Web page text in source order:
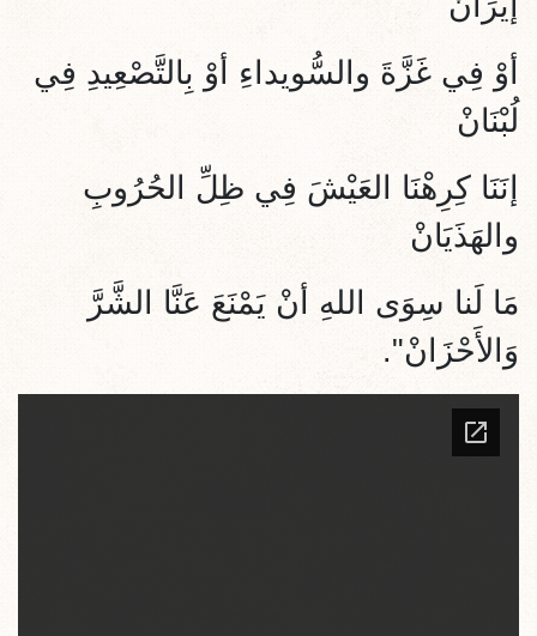
أوْ فِي غَزَّةَ والسُّويداءِ أوْ بِالتَّصْعِيدِ فِي
لُبْنَانْ
إنَنَا كِرِهْنَا العَيْشَ فِي ظِلِّ الحُرُوبِ
والهَذَيَانْ
مَا لَنا سِوَى اللهِ أنْ يَمْنَعَ عَنَّا الشَّرَّ
وَالأَحْزَانْ".